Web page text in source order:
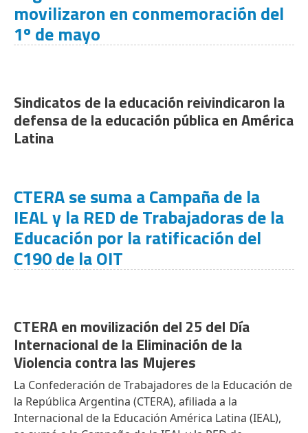
movilizaron en conmemoración del
1º de mayo
Sindicatos de la educación reivindicaron la
defensa de la educación pública en América
Latina
CTERA se suma a Campaña de la
IEAL y la RED de Trabajadoras de la
Educación por la ratificación del
C190 de la OIT
CTERA en movilización del 25 del Día
Internacional de la Eliminación de la
Violencia contra las Mujeres
La Confederación de Trabajadores de la Educación de
la República Argentina (CTERA), afiliada a la
Internacional de la Educación América Latina (IEAL),